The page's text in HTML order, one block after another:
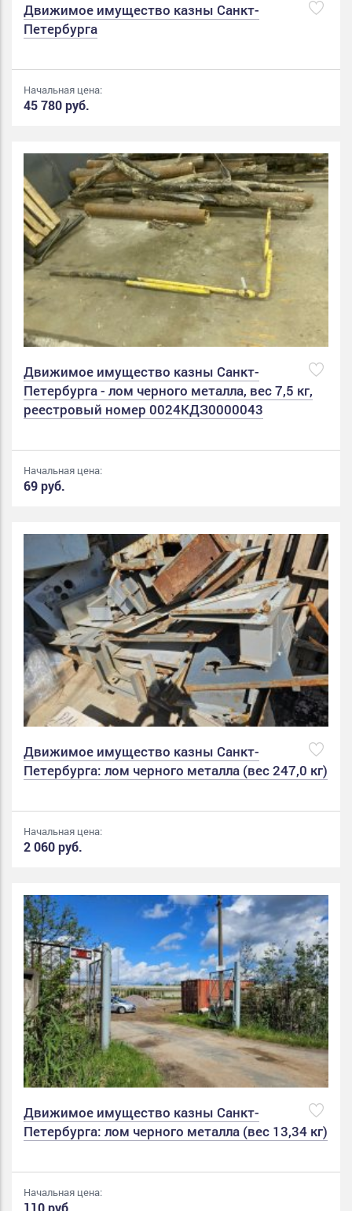
Движимое имущество казны Санкт-
Петербурга
Начальная цена:
45 780 руб.
Движимое имущество казны Санкт-
Петербурга - лом черного металла, вес 7,5 кг,
реестровый номер 0024КДЗ0000043
Начальная цена:
69 руб.
Движимое имущество казны Санкт-
Петербурга: лом черного металла (вес 247,0 кг)
Начальная цена:
2 060 руб.
Движимое имущество казны Санкт-
Петербурга: лом черного металла (вес 13,34 кг)
Начальная цена:
110 руб.